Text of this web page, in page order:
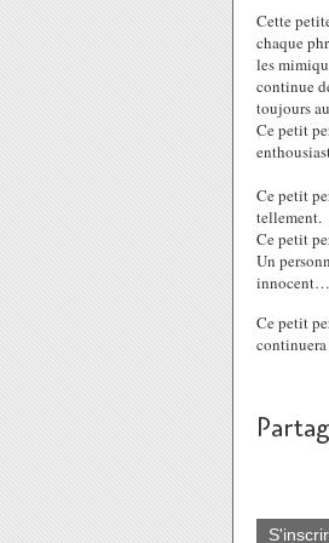
Cette
chaque
les
continue
toujours
Ce petit
Ce petit
tellement.
Ce petit
Un
innocent…
Ce petit
continuera